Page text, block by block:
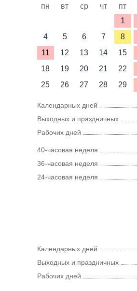
пн вт ср чт пт
1
4
5 6 7 8
11
12 13 14 15
18
19 20 21 22
25
26 27 28 29
Календарных дней
Выходных и праздничных
Рабочих дней
40-часовая неделя
36-часовая неделя
24-часовая неделя
Календарных дней
Выходных и праздничных
Рабочих дней